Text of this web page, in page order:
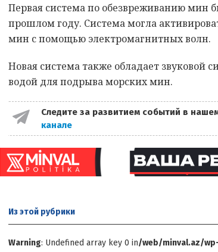
Первая система по обезвреживанию мин
прошлом году. Система могла
мин с помощью электромагнитных волн.
Новая система также обладает звуковой
водой для подрыва морских мин.
Следите за развитием событий в
канале
Из этой рубрики
Warning: Undefined array key 0 in/web/minval.az/